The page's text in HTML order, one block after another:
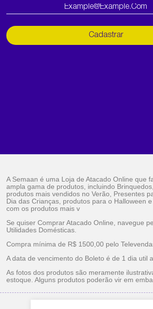
Cadastrar
A Semaan é uma Loja de Atacado Online que
ampla gama de produtos, incluindo
produtos mais vendidos no Verão, Presentes
Dia das Crianças, produtos para o Halloween
com os produtos mais v
Se quiser Comprar Atacado Online, navegue
Utilidades Domésticas.
Compra mínima de R$ 1500,00 pelo
A data de vencimento do Boleto é de 1 dia util
As fotos dos produtos são meramente
estoque. Alguns produtos poderão vir em